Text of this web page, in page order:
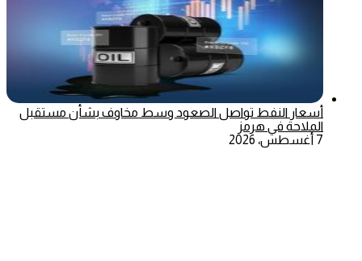
أسعار النفط تواصل الصعود وسط مخاوف بشأن مستقبل
الملاحة في هرمز
7 أغسطس، 2026